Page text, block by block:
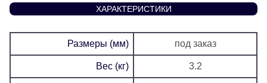
ХАРАКТЕРИСТИКИ
Размеры (мм) под заказ
Вес (кг) 3.2